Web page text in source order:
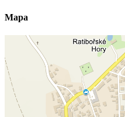
Mapa